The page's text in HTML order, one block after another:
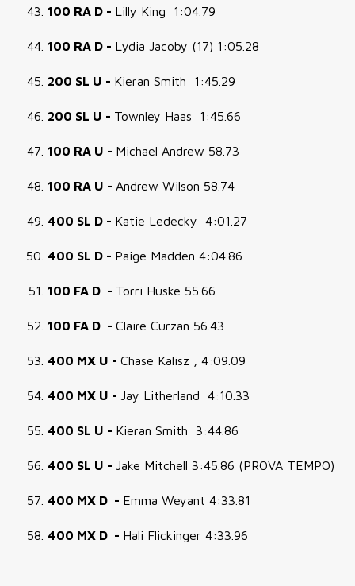
100 RA D - Lilly King 1:04.79
100 RA D - Lydia Jacoby (17) 1:05.28
200 SL U - Kieran Smith 1:45.29
200 SL U - Townley Haas 1:45.66
100 RA U - Michael Andrew 58.73
100 RA U - Andrew Wilson 58.74
400 SL D - Katie Ledecky 4:01.27
400 SL D - Paige Madden 4:04.86
100 FA D - Torri Huske 55.66
100 FA D - Claire Curzan 56.43
400 MX U - Chase Kalisz , 4:09.09
400 MX U - Jay Litherland 4:10.33
400 SL U - Kieran Smith 3:44.86
400 SL U - Jake Mitchell 3:45.86 (PROVA TEMPO)
400 MX D - Emma Weyant 4:33.81
400 MX D - Hali Flickinger 4:33.96